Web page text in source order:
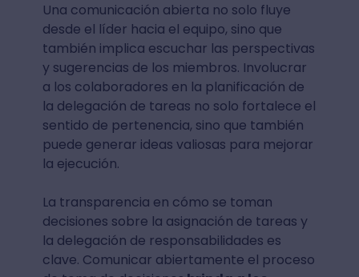
Una comunicación abierta no solo fluye
desde el líder hacia el equipo, sino que
también implica escuchar las perspectivas
y sugerencias de los miembros. Involucrar
a los colaboradores en la planificación de
la delegación de tareas no solo fortalece el
sentido de pertenencia, sino que también
puede generar ideas valiosas para mejorar
la ejecución.
La transparencia en cómo se toman
decisiones sobre la asignación de tareas y
la delegación de responsabilidades es
clave. Comunicar abiertamente el proceso